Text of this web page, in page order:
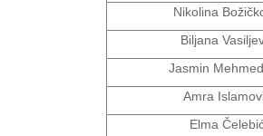
Nikolina
Biljana
Jasmin
Amra
Elma